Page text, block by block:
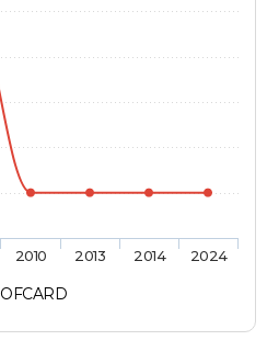
OFCARD
2010 2013 2014 2024